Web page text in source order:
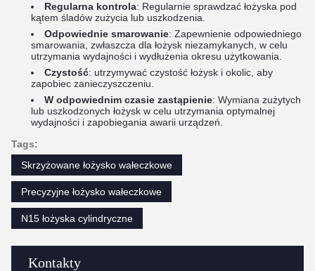
Kontakty
Regularna kontrola: Regularnie sprawdzać łożyska pod
kątem śladów zużycia lub uszkodzenia.
Odpowiednie smarowanie: Zapewnienie odpowiedniego
smarowania, zwłaszcza dla łożysk niezamykanych, w celu
utrzymania wydajności i wydłużenia okresu użytkowania.
Czystość: utrzymywać czystość łożysk i okolic, aby
zapobiec zanieczyszczeniu.
W odpowiednim czasie zastąpienie: Wymiana zużytych
lub uszkodzonych łożysk w celu utrzymania optymalnej
wydajności i zapobiegania awarii urządzeń.
Tags:
Skrzyżowane łożysko wałeczkowe
Precyzyjne łożysko wałeczkowe
N15 łożyska cylindryczne